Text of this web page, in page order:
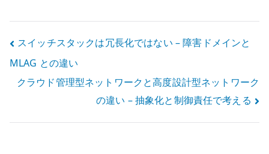
を確認する
投
稿
ナ
ビ
スイッチスタックは冗長化ではない – 障害ドメインと
MLAG との違い
クラウド管理型ネットワークと高度設計型ネットワーク
の違い – 抽象化と制御責任で考える